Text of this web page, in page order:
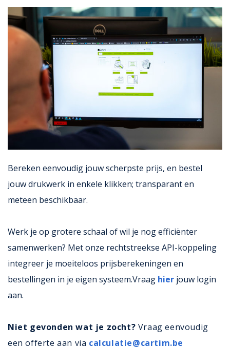
Bereken eenvoudig jouw scherpste prijs, en bestel
jouw drukwerk in enkele klikken; transparant en
meteen beschikbaar.
Werk je op grotere schaal of wil je nog efficiënter
samenwerken? Met onze rechtstreekse API-koppeling
integreer je moeiteloos prijsberekeningen en
bestellingen in je eigen systeem.Vraag hier jouw login
aan.
Niet gevonden wat je zocht? Vraag eenvoudig
een offerte aan via calculatie@cartim.be